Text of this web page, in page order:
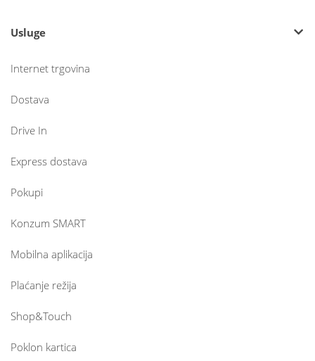
Usluge
Internet trgovina
Dostava
Drive In
Express dostava
Pokupi
Konzum SMART
Mobilna aplikacija
Plaćanje režija
Shop&Touch
Poklon kartica